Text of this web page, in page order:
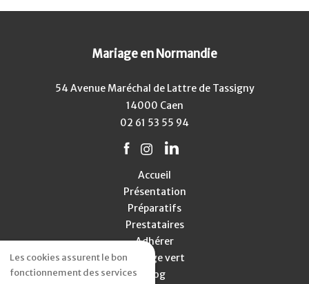
Mariage en Normandie
54 Avenue Maréchal de Lattre de Tassigny
14000 Caen
02 61 53 55 94
Accueil
Présentation
Préparatifs
Prestataires
Adhérer
Mariage vert
Blog
Les cookies assurent le bon
fonctionnement des services